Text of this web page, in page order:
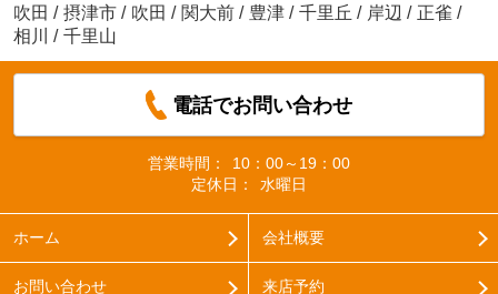
吹田 / 摂津市 / 吹田 / 関大前 / 豊津 / 千里丘 / 岸辺 / 正雀 /
相川
/ 千里山
電話でお問い合わせ
営業時間：
10：00～19：00
定休日：
水曜日
ホーム 会社概要
お問い合わせ 来店予約